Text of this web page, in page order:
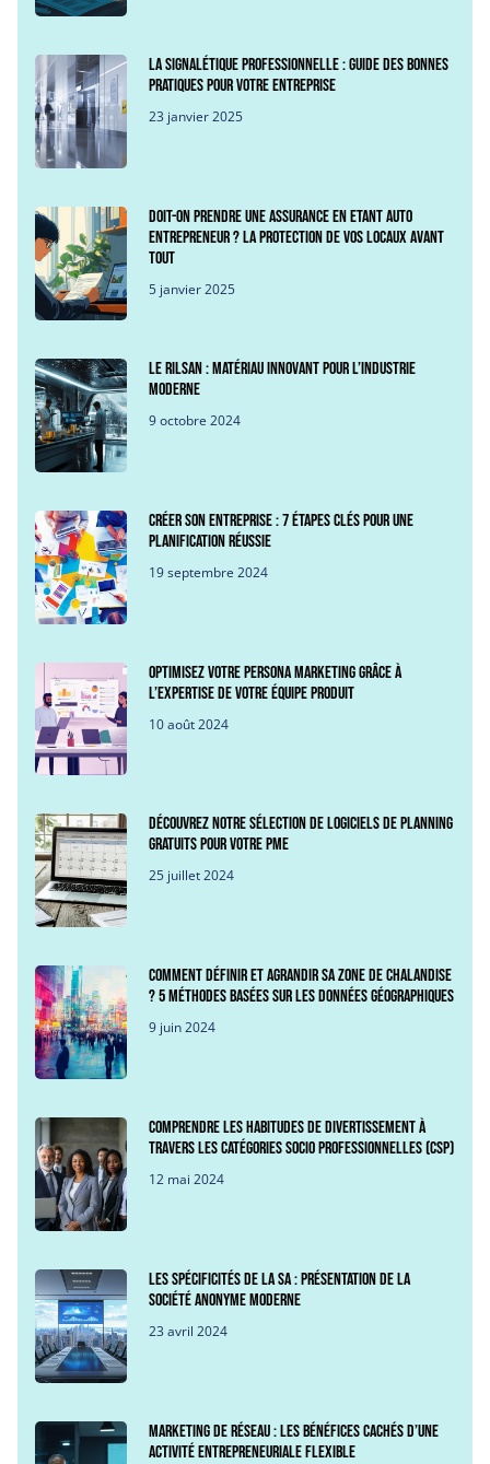
La signalétique professionnelle : guide des bonnes
pratiques pour votre entreprise
23 janvier 2025
Doit-on prendre une assurance en etant auto
entrepreneur ? La protection de vos locaux avant
tout
5 janvier 2025
Le Rilsan : Matériau innovant pour l’industrie
moderne
9 octobre 2024
Créer son entreprise : 7 étapes clés pour une
planification réussie
19 septembre 2024
Optimisez votre persona marketing grâce à
l’expertise de votre équipe produit
10 août 2024
Découvrez notre sélection de logiciels de planning
gratuits pour votre PME
25 juillet 2024
Comment définir et agrandir sa zone de chalandise
? 5 méthodes basées sur les données géographiques
9 juin 2024
Comprendre les habitudes de divertissement à
travers les Catégories Socio Professionnelles (CSP)
12 mai 2024
Les spécificités de la SA : Présentation de la
société anonyme moderne
23 avril 2024
Marketing de Réseau : les bénéfices cachés d’une
activité entrepreneuriale flexible